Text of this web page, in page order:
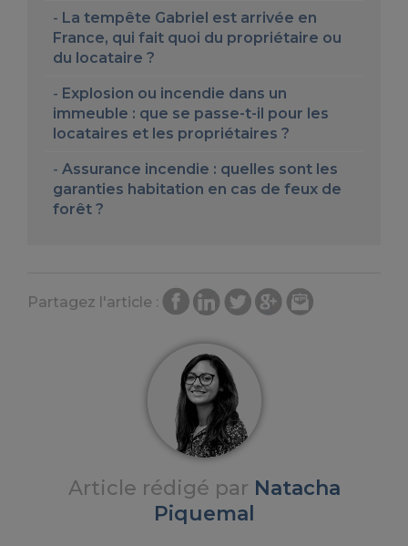
La tempête Gabriel est arrivée en
France, qui fait quoi du propriétaire ou
du locataire ?
Explosion ou incendie dans un
immeuble : que se passe-t-il pour les
locataires et les propriétaires ?
Assurance incendie : quelles sont les
garanties habitation en cas de feux de
forêt ?
Partagez l'article :
Article rédigé par Natacha
Piquemal